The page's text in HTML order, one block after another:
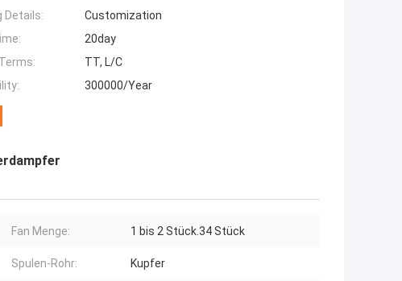
Details:
Customization
20day
TT, L/C
300000/Year
Fan Menge: 1 bis 2 Stück.34 Stück
Spulen-Rohr: Kupfer